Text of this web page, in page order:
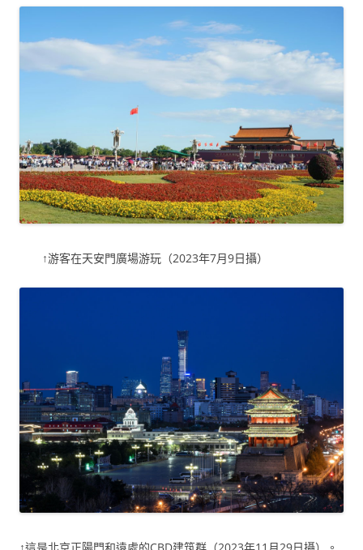
↑游客在天安門廣場游玩（2023年7月9日攝）